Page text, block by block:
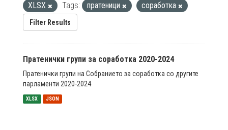
XLSX
Tags: пратеници соработка
Filter Results
Пратенички групи за соработка 2020-2024
Пратенички групи на Собранието за соработка со другите
парламенти 2020-2024
XLSX JSON